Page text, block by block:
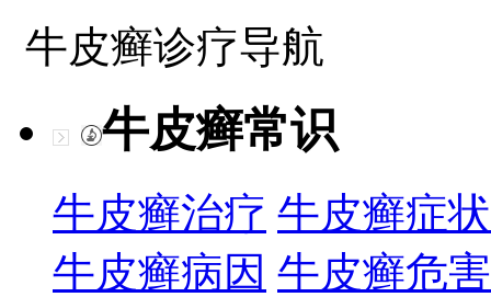
牛皮癣诊疗导航
牛皮癣常识
牛皮癣治疗 牛皮癣症状
牛皮癣病因 牛皮癣危害